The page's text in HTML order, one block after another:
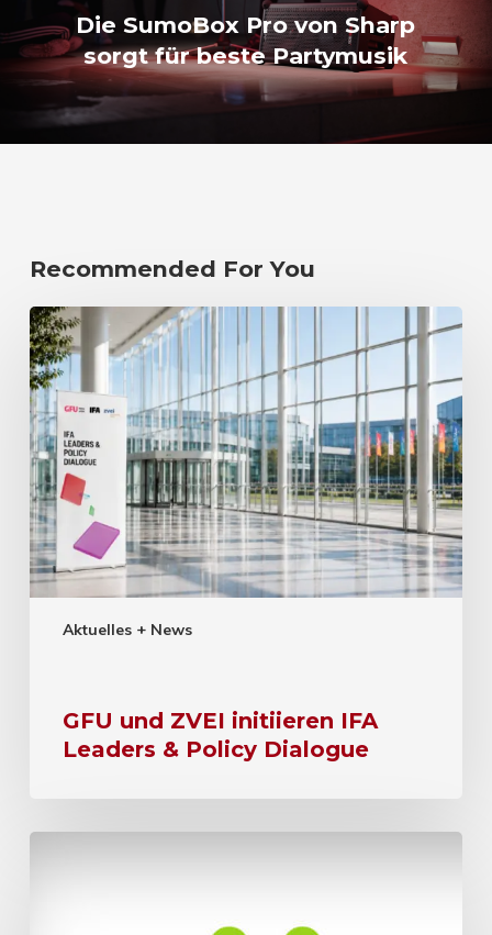
Die SumoBox Pro von Sharp
sorgt für beste Partymusik
Recommended For You
Aktuelles + News
GFU und ZVEI initiieren IFA
Leaders & Policy Dialogue